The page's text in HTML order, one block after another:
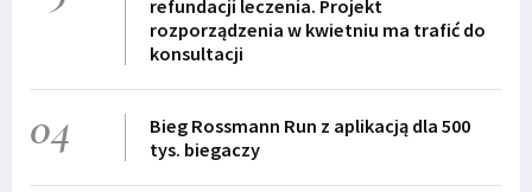
refundacji leczenia. Projekt
rozporządzenia w kwietniu ma trafić do
konsultacji
04
Bieg Rossmann Run z aplikacją dla 500
tys. biegaczy